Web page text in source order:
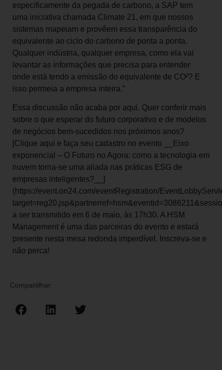
especificamente da pegada de carbono, a SAP tem
uma iniciativa chamada Climate 21, em que nossos
sistemas mapeiam e provêem essa transparência do
equivalente ao ciclo do carbono de ponta a ponta.
Qualquer indústria, qualquer empresa, como ela vai
levantar as informações que precisa para entender
onde está tendo a emissão do equivalente de CO²? E
isso permeia a empresa inteira.”
Essa discussão não acaba por aqui. Quer conferir mais
sobre o que esperar do futuro corporativo e de modelos
de negócios bem-sucedidos nos próximos anos?
[Clique aqui e faça seu cadastro no evento __Eixo
exponencial – O Futuro no Agora: como a tecnologia em
nuvem torna-se uma aliada nas práticas ESG de
empresas inteligentes?__]
(https://event.on24.com/eventRegistration/
a ser transmitido em 6 de maio, às 17h30. A HSM
Management é uma das parceiras do evento e estará
presente nesta mesa redonda imperdível. Inscreva-se e
não perca!
Compartilhar: